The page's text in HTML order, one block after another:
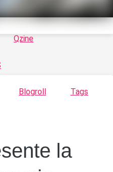
Qzine
Blogroll Tags
la